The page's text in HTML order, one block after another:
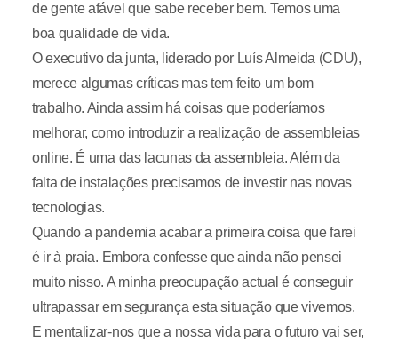
de gente afável que sabe receber bem. Temos uma
boa qualidade de vida.
O executivo da junta, liderado por Luís Almeida (CDU),
merece algumas críticas mas tem feito um bom
trabalho. Ainda assim há coisas que poderíamos
melhorar, como introduzir a realização de assembleias
online. É uma das lacunas da assembleia. Além da
falta de instalações precisamos de investir nas novas
tecnologias.
Quando a pandemia acabar a primeira coisa que farei
é ir à praia. Embora confesse que ainda não pensei
muito nisso. A minha preocupação actual é conseguir
ultrapassar em segurança esta situação que vivemos.
E mentalizar-nos que a nossa vida para o futuro vai ser,